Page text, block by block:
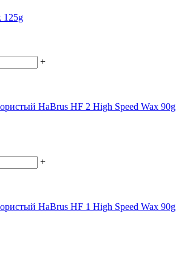
125g
+
HaBrus HF 2 High Speed Wax 90g
+
HaBrus HF 1 High Speed Wax 90g